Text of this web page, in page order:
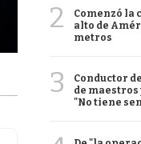
2
Comenzó la
alto de
metros
3
Conductor
de maestros
"No tiene